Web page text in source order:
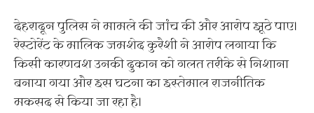
देहरादून पुलिस ने मामले की जांच की और आरोप झूठे पाए।
रेस्टोरेंट के मालिक जमशेद कुरैशी ने आरोप लगाया कि
किसी कारणवश उनकी दुकान को गलत तरीके से निशाना
बनाया गया और इस घटना का इस्तेमाल राजनीतिक
मकसद से किया जा रहा है।